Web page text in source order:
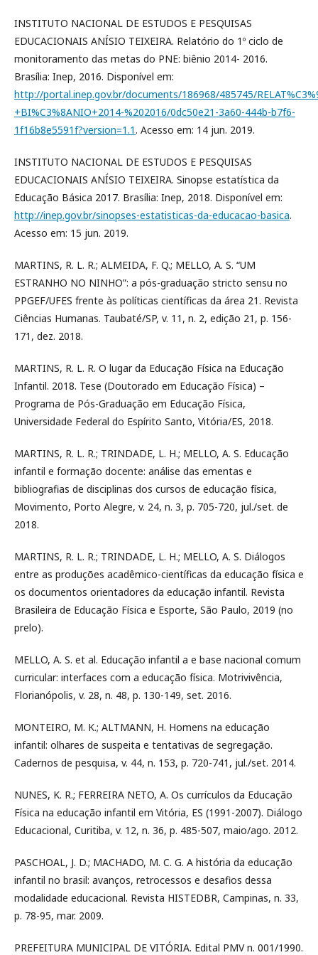
INSTITUTO NACIONAL DE ESTUDOS E PESQUISAS
EDUCACIONAIS ANÍSIO TEIXEIRA. Relatório do 1º ciclo de
monitoramento das metas do PNE: biênio 2014- 2016.
Brasília: Inep, 2016. Disponível em:
http://portal.inep.gov.br/documents/186968/485745/
+BI%C3%8ANIO+2014-%202016/0dc50e21-3a60-444b-b7f6-
1f16b8e5591f?version=1.1. Acesso em: 14 jun. 2019.
INSTITUTO NACIONAL DE ESTUDOS E PESQUISAS
EDUCACIONAIS ANÍSIO TEIXEIRA. Sinopse estatística da
Educação Básica 2017. Brasília: Inep, 2018. Disponível em:
http://inep.gov.br/sinopses-estatisticas-da-educacao-basica.
Acesso em: 15 jun. 2019.
MARTINS, R. L. R.; ALMEIDA, F. Q.; MELLO, A. S. “UM
ESTRANHO NO NINHO”: a pós-graduação stricto sensu no
PPGEF/UFES frente às políticas científicas da área 21. Revista
Ciências Humanas. Taubaté/SP, v. 11, n. 2, edição 21, p. 156-
171, dez. 2018.
MARTINS, R. L. R. O lugar da Educação Física na Educação
Infantil. 2018. Tese (Doutorado em Educação Física) –
Programa de Pós-Graduação em Educação Física,
Universidade Federal do Espírito Santo, Vitória/ES, 2018.
MARTINS, R. L. R.; TRINDADE, L. H.; MELLO, A. S. Educação
infantil e formação docente: análise das ementas e
bibliografias de disciplinas dos cursos de educação física,
Movimento, Porto Alegre, v. 24, n. 3, p. 705-720, jul./set. de
2018.
MARTINS, R. L. R.; TRINDADE, L. H.; MELLO, A. S. Diálogos
entre as produções acadêmico-científicas da educação física e
os documentos orientadores da educação infantil. Revista
Brasileira de Educação Física e Esporte, São Paulo, 2019 (no
prelo).
MELLO, A. S. et al. Educação infantil a e base nacional comum
curricular: interfaces com a educação física. Motrivivência,
Florianópolis, v. 28, n. 48, p. 130-149, set. 2016.
MONTEIRO, M. K.; ALTMANN, H. Homens na educação
infantil: olhares de suspeita e tentativas de segregação.
Cadernos de pesquisa, v. 44, n. 153, p. 720-741, jul./set. 2014.
NUNES, K. R.; FERREIRA NETO, A. Os currículos da Educação
Física na educação infantil em Vitória, ES (1991-2007). Diálogo
Educacional, Curitiba, v. 12, n. 36, p. 485-507, maio/ago. 2012.
PASCHOAL, J. D.; MACHADO, M. C. G. A história da educação
infantil no brasil: avanços, retrocessos e desafios dessa
modalidade educacional. Revista HISTEDBR, Campinas, n. 33,
p. 78-95, mar. 2009.
PREFEITURA MUNICIPAL DE VITÓRIA. Edital PMV n. 001/1990.